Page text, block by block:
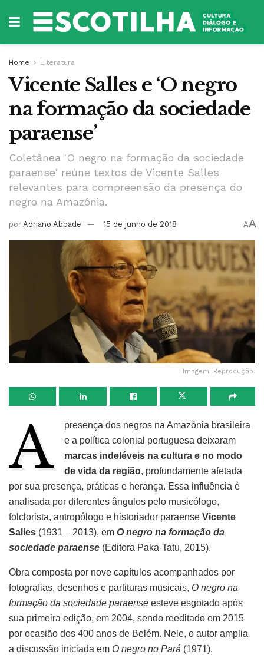
Home Literatura
Vicente Salles e ‘O negro
na formação da sociedade
paraense’
Coletânea 'O negro na formação da sociedade
paraense' reúne textos de Vicente Salles
relevantes para compreensão da presença do
negro na Amazônia.
por Adriano Abbade 15 de junho de 2018 AA
Imagem: Reprodução.
A
presença dos negros na Amazônia brasileira
e a política colonial portuguesa deixaram
marcas indeléveis na cultura e no modo
de vida da região, profundamente afetada
por sua presença, práticas e herança. Essa influência é
analisada por diferentes ângulos pelo musicólogo,
folclorista, antropólogo e historiador paraense Vicente
Salles (1931 – 2013), em O negro na formação da
sociedade paraense (Editora Paka-Tatu, 2015).
Obra composta por nove capítulos acompanhados por
fotografias, desenhos e partituras musicais, O negro na
formação da sociedade paraense esteve esgotado após
sua primeira edição, em 2004, sendo reeditado em 2015
por ocasião dos 400 anos de Belém. Nele, o autor amplia
a discussão iniciada em O negro no Pará (1971),